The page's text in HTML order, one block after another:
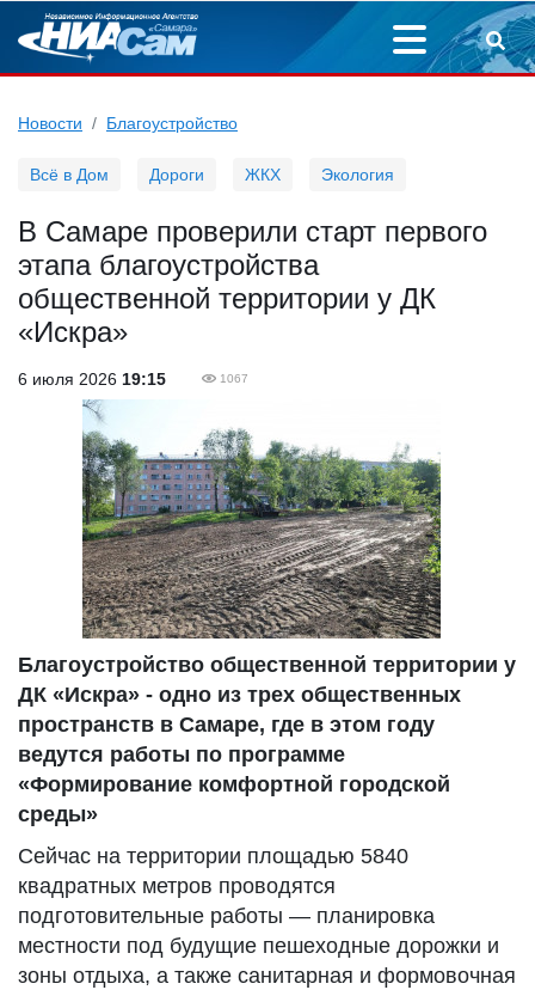
Новости Благоустройство
Всё в Дом Дороги ЖКХ Экология
В Самаре проверили старт первого
этапа благоустройства
общественной территории у ДК
«Искра»
6 июля 2026 19:15 1067
Благоустройство общественной территории у
ДК «Искра» - одно из трех общественных
пространств в Самаре, где в этом году
ведутся работы по программе
«Формирование комфортной городской
среды»
Сейчас на территории площадью 5840
квадратных метров проводятся
подготовительные работы — планировка
местности под будущие пешеходные дорожки и
зоны отдыха, а также санитарная и формовочная